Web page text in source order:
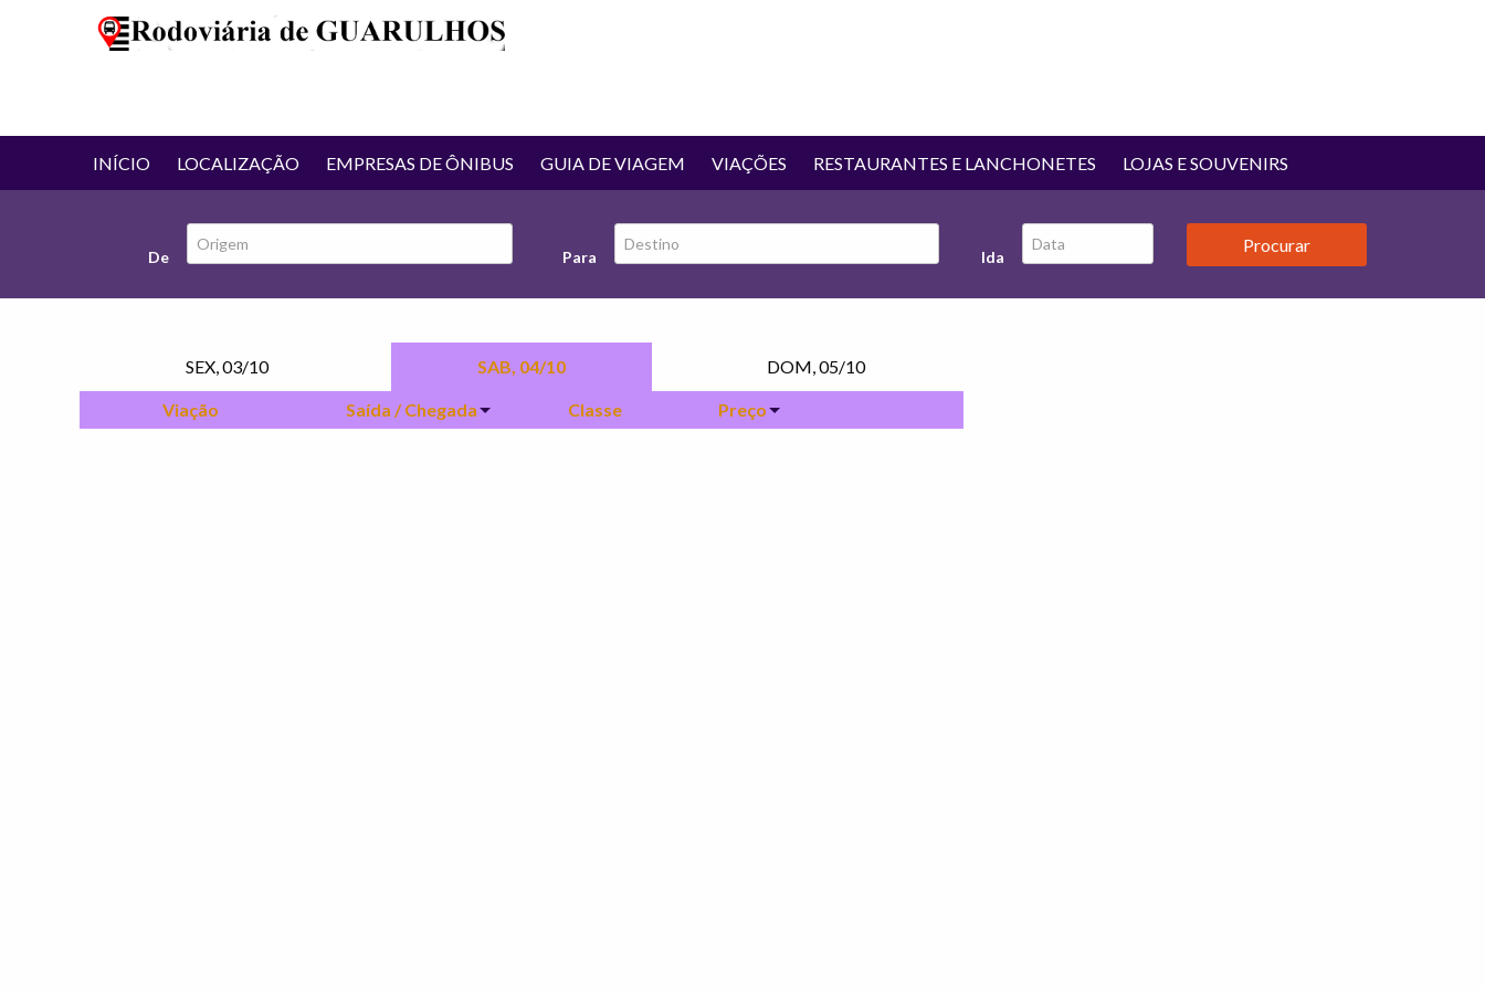
INÍCIO LOCALIZAÇÃO EMPRESAS DE ÔNIBUS GUIA DE VIAGEM VIAÇÕES RESTAURANTES E LANCHONETES LOJAS E SOUVENIRS
De Para Ida
SEX, 03/10 SAB, 04/10 DOM, 05/10
Viação Saída / Chegada Classe Preço